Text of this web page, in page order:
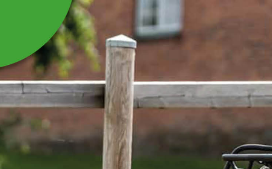
SERVICEKIT TILL